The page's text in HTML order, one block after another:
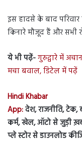
इस हादसे के बाद
किनारे मौजूद हैं और सभी
ये भी पढ़ें-गुरुद्वारे में
मचा बवाल, डिटेल में पढ़ें
Hindi Khabar
App:देश, राजनीति, टेक,
कर्म, खेल, ऑटो से जुड़ी
प्ले स्टोर से डाउनलोड